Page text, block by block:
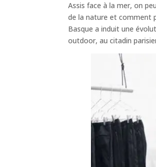
Assis face à la mer, on
de la nature et comment
Basque a induit une
outdoor, au citadin